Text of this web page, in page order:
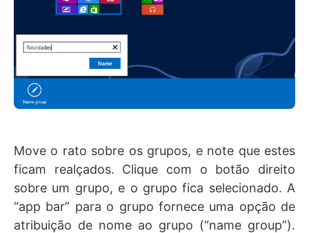
Move o rato sobre os grupos, e note que estes
ficam realçados. Clique com o botão direito
sobre um grupo, e o grupo fica selecionado. A
“app bar” para o grupo fornece uma opção de
atribuição de nome ao grupo (“name group”).